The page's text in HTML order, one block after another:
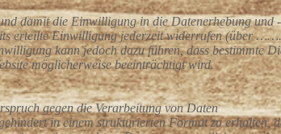
damit die Einwilligung in die Datenerhebung und
erteilte Einwilligung jederzeit widerrufen (über
kann jedoch dazu führen, dass bestimmte
möglicherweise beeinträchtigt wird.
gegen die Verarbeitung von Daten
in einem strukturierten Format zu erhalten,